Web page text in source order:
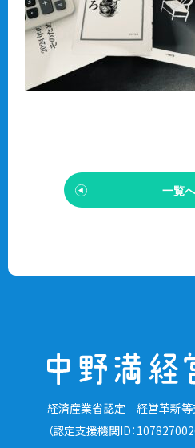
一覧へ
経済産業省認定 経営革新等
（認定支援機関ID：